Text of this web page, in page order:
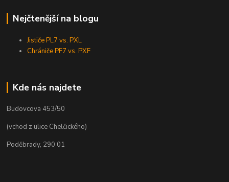
Nejčtenější na blogu
Jističe PL7 vs. PXL
Chrániče PF7 vs. PXF
Kde nás najdete
Budovcova 453/50
(vchod z ulice Chelčického)
Poděbrady, 290 01